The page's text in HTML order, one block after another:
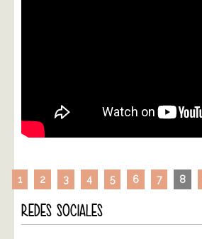
1 2 3 4 5 6 7 8
REDES SOCIALES